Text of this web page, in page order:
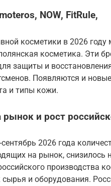
NOW, FitRule,
косметики в 2026
косметика. Эти
защиты и
Появляются и
и типы кожи.
и рост
2026 года
на рынок, снизилось
производства
и оборудования.